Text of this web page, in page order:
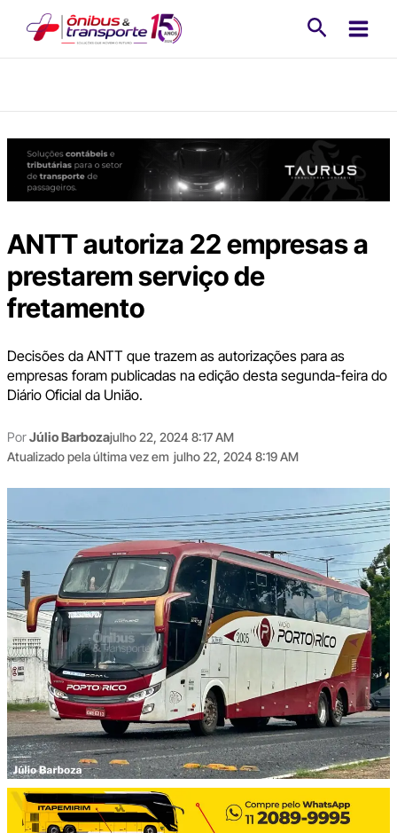
ANTT autoriza 22 empresas a
prestarem serviço de
fretamento
Decisões da ANTT que trazem as autorizações para as
empresas foram publicadas na edição desta segunda-feira do
Diário Oficial da União.
PorJúlio Barbozajulho 22, 2024 8:17 AM
Atualizado pela última vez em julho 22, 2024 8:19 AM